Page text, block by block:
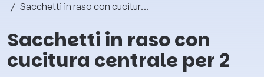
Sacchetti in raso con cucitura centrale per 2 scarpe
Sacchetti in raso con
cucitura centrale per 2